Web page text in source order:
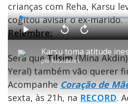
crianças com Reha, Karsu
cogitou avisar o ex-marido.
Relembre:
P
l
por Novidades
P V
l
t
a
r
0
e
g
A
n
ç
a
1
s
e
g
u
n
L
o
a
d
e
3
.
2
1
%
Será queTilsim(Mina
Yeral) também vão querer
AcompanheCoração de
sexta, às 21h, na RECORD.